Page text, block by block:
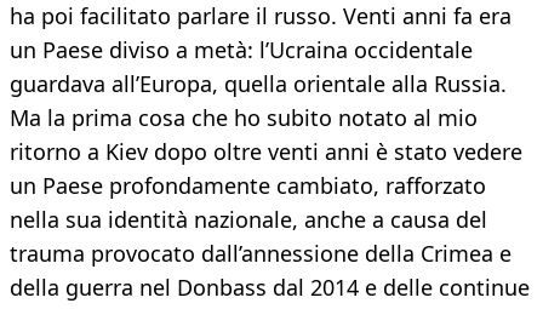
ha poi facilitato parlare il russo. Venti anni fa era
un Paese diviso a metà: l’Ucraina occidentale
guardava all’Europa, quella orientale alla Russia.
Ma la prima cosa che ho subito notato al mio
ritorno a Kiev dopo oltre venti anni è stato vedere
un Paese profondamente cambiato, rafforzato
nella sua identità nazionale, anche a causa del
trauma provocato dall’annessione della Crimea e
della guerra nel Donbass dal 2014 e delle continue